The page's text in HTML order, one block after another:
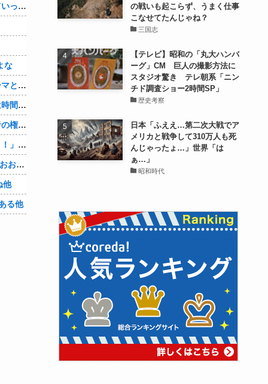
嫁は１人で旅行に行きナンパされついていったり、出会い系で知り合った男と会ったりした。しかも酔っていて避妊もしてなかった。そしてやはり自分には夫しかいないと思ったんだとｗ
な
【シンデレラガールズ】百鬼夜行をテーマとしたPOP UP SHOPが東京・大阪にて開催
【悲報】セクシー女優さん「大変なのは時間が止まるやつの撮影」←ばらしてしまうｗ
【物議】大物インフルエンサー「喫煙者の権利がマジで侵害されてる。いくら税金払ってるんだ」他
【悲報】人助け中の男性を「犯罪ですよ！」と責めた女性、警察が来た瞬間逃げる他
【Vtuber】中日5位うおおおおおおおおおおおおおおおお他
他
る他
の戦いも起こらず、うまく仕事
こなせてたんじゃね？
三国志
【テレビ】昭和の「丸大ハンバ
ーグ」CM 巨人の撮影方法に
スタジオ驚き テレ朝系「ニン
チド調査ショー2時間SP」
歴史考察
日本「ふええ…第二次大戦でア
メリカと戦争して310万人も死
んじゃったょ…」世界「は
ぁ…」
昭和時代